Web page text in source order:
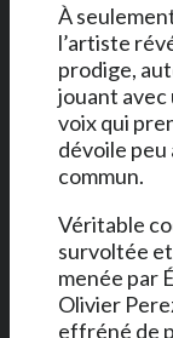
À
l’artiste
prodige,
jouant
voix qui
dévoile peu
commun.
Véritable
survoltée
menée par
Olivier
effréné de